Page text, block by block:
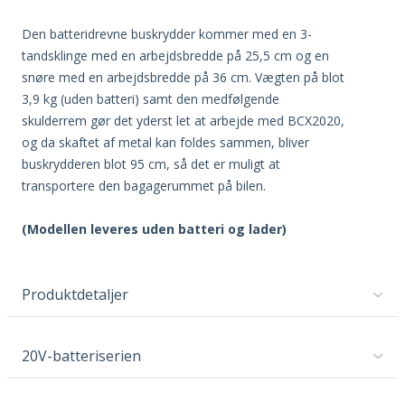
Den batteridrevne buskrydder kommer med en 3-
tandsklinge med en arbejdsbredde på 25,5 cm og en
snøre med en arbejdsbredde på 36 cm. Vægten på blot
3,9 kg (uden batteri) samt den medfølgende
skulderrem gør det yderst let at arbejde med BCX2020,
og da skaftet af metal kan foldes sammen, bliver
buskrydderen blot 95 cm, så det er muligt at
transportere den bagagerummet på bilen.
(Modellen leveres uden batteri og lader)
Produktdetaljer
20V-batteriserien